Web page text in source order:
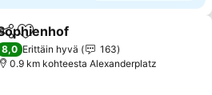
Lisää suosikkeihin
8,0 Erittäin hyvä
163
0.9 km kohteesta Alexanderplatz